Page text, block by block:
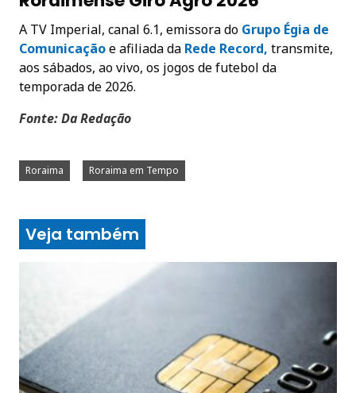
A TV Imperial, canal 6.1, emissora do Grupo Égia de
Comunicaçãoe afiliada da Rede Record, transmite,
aos sábados, ao vivo, os jogos de futebol da
temporada de 2026.
Fonte: Da Redação
Roraima Roraima em Tempo
Veja também